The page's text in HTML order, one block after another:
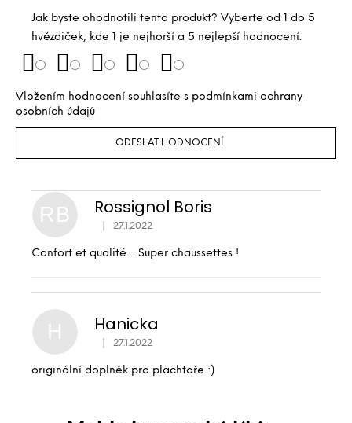
Jak byste ohodnotili tento produkt? Vyberte od 1 do 5
hvězdiček, kde 1 je nejhorší a 5 nejlepší hodnocení.
Vložením hodnocení souhlasíte s podmínkami ochrany
osobních údajů
ODESLAT HODNOCENÍ
RB Rossignol Boris
Hodnocení produktu je 5 z 5 hvězdiček.
27.1.2022
Confort et qualité… Super chaussettes !
H Hanicka
Hodnocení produktu je 5 z 5 hvězdiček.
27.1.2022
originální doplněk pro plachtaře :)